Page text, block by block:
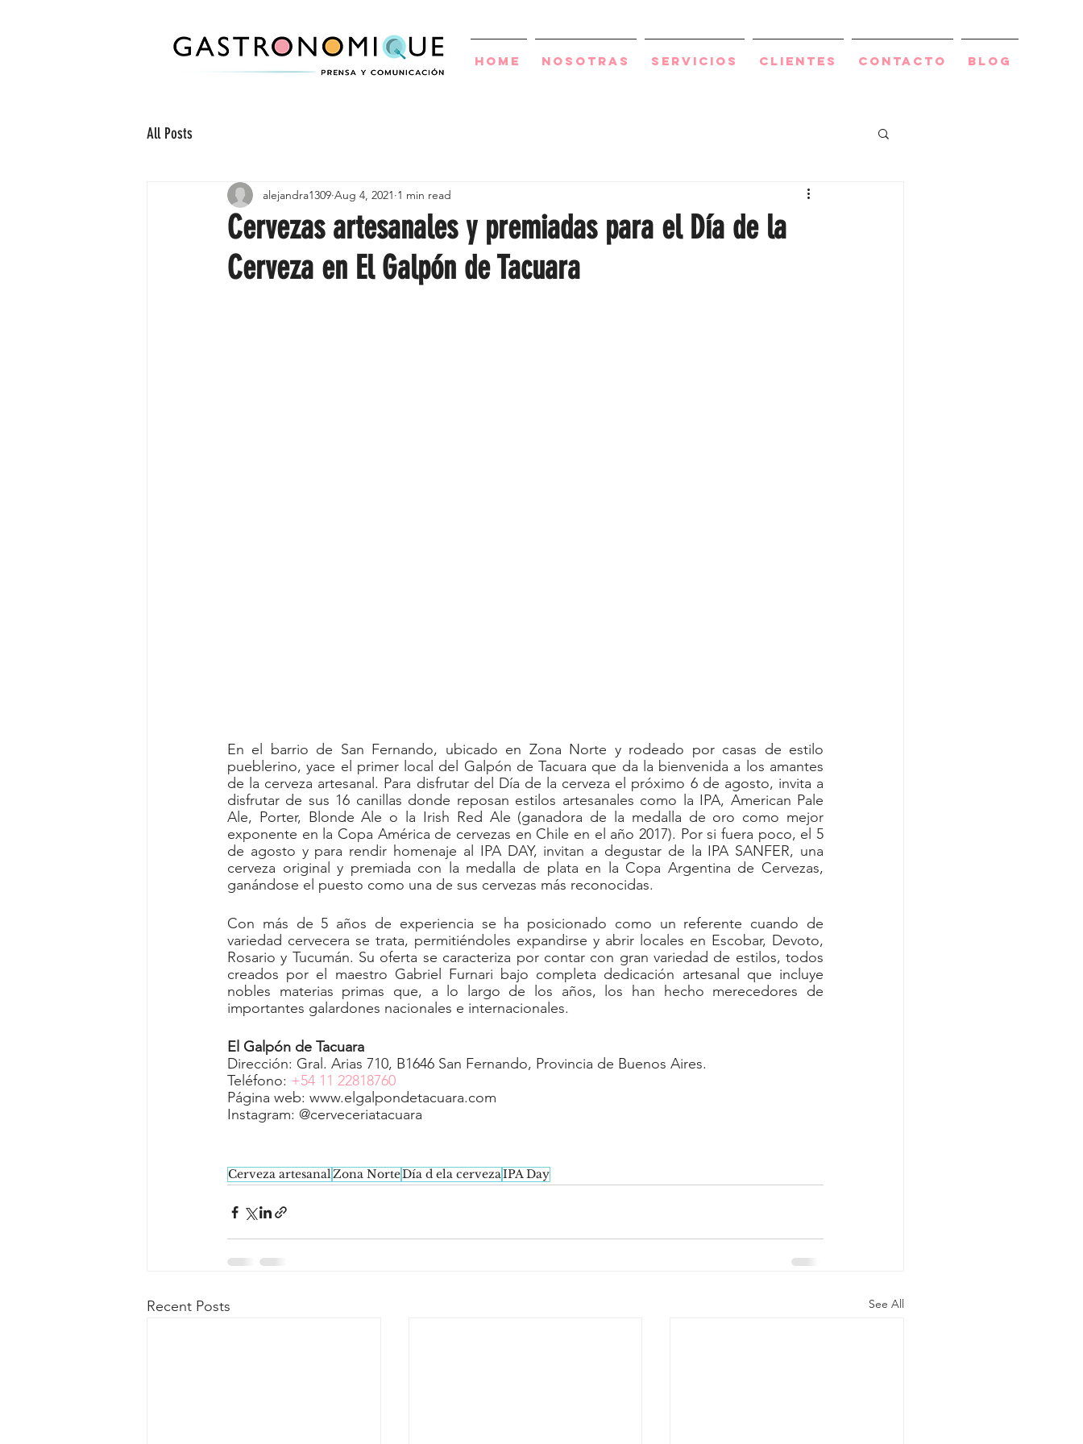
Home Nosotras Servicios Clientes Contacto BLOG
All Posts
Cervezas artesanales y premiadas para el Día de la
Cerveza en El Galpón de Tacuara
alejandra1309 Aug 4, 2021 1 min read
En el barrio de San Fernando, ubicado en Zona Norte y rodeado por casas de estilo
pueblerino, yace el primer local del Galpón de Tacuara que da la bienvenida a los amantes
de la cerveza artesanal. Para disfrutar del Día de la cerveza el próximo 6 de agosto, invita a
disfrutar de sus 16 canillas donde reposan estilos artesanales como la IPA, American Pale
Ale, Porter, Blonde Ale o la Irish Red Ale (ganadora de la medalla de oro como mejor
exponente en la Copa América de cervezas en Chile en el año 2017). Por si fuera poco, el 5
de agosto y para rendir homenaje al IPA DAY, invitan a degustar de la IPA SANFER, una
cerveza original y premiada con la medalla de plata en la Copa Argentina de Cervezas,
ganándose el puesto como una de sus cervezas más reconocidas.
Con más de 5 años de experiencia se ha posicionado como un referente cuando de
variedad cervecera se trata, permitiéndoles expandirse y abrir locales en Escobar, Devoto,
Rosario y Tucumán. Su oferta se caracteriza por contar con gran variedad de estilos, todos
creados por el maestro Gabriel Furnari bajo completa dedicación artesanal que incluye
nobles materias primas que, a lo largo de los años, los han hecho merecedores de
importantes galardones nacionales e internacionales.
El Galpón de Tacuara
Dirección: Gral. Arias 710, B1646 San Fernando, Provincia de Buenos Aires.
Teléfono: +54 11 22818760
Página web: www.elgalpondetacuara.com
Instagram: @cerveceriatacuara
Cerveza artesanalZona NorteDía d ela cervezaIPA Day
Recent Posts See All